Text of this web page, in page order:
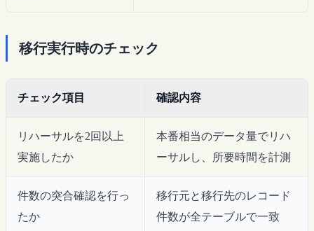
移行実行時のチェック
チェック項目 確認内容
リハーサルを2回以上
実施したか
本番相当のデータ量でリハ
ーサルし、所要時間を計測
件数の突合確認を行っ
たか
移行元と移行先のレコード
件数が全テーブルで一致